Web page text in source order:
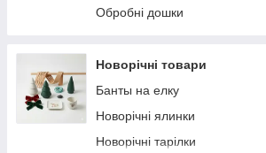
Обробні дошки
Новорічні товари
Банты на елку
Новорічні ялинки
Новорічні тарілки